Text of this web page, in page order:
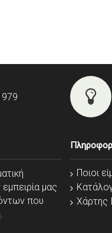
μας
που
Ποιοι
Χάρτης